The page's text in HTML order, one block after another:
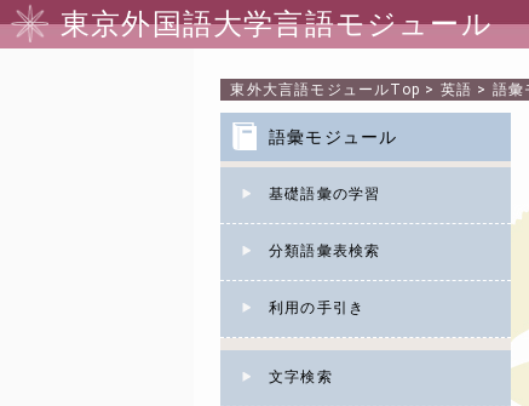
東京外国語大学言語モジュール
東外大言語モジュールTop > 英語 > 語彙
語彙モジュール
基礎語彙の学習
分類語彙表検索
利用の手引き
文字検索